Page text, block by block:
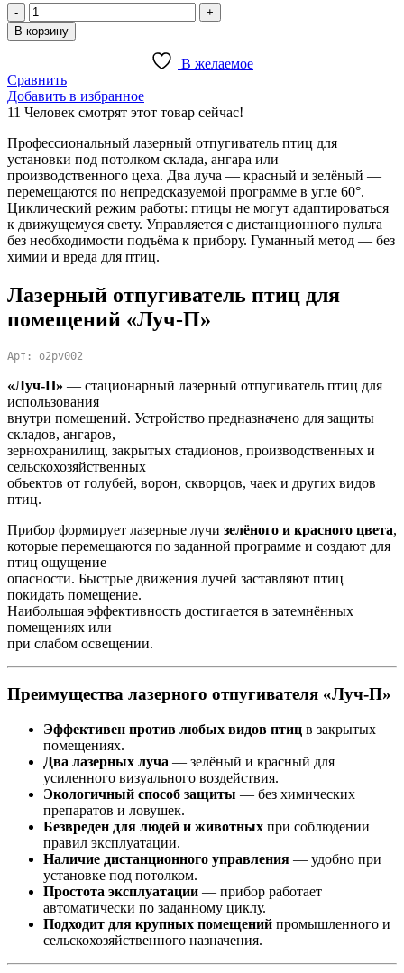
Количество
товара
Лазерный
для
помещений
"Луч-
В корзину
В желаемое
Сравнить
Добавить в избранное
11 Человек смотрят этот товар сейчас!
Профессиональный лазерный отпугиватель птиц для
установки под потолком склада, ангара или
производственного цеха. Два луча — красный и зелёный —
перемещаются по непредсказуемой программе в угле 60°.
Циклический режим работы: птицы не могут адаптироваться
к движущемуся свету. Управляется с дистанционного пульта
без необходимости подъёма к прибору. Гуманный метод — без
химии и вреда для птиц.
Лазерный отпугиватель птиц для
помещений «Луч-П»
Арт: o2pv002
«Луч-П» — стационарный лазерный отпугиватель птиц для
использования
внутри помещений. Устройство предназначено для защиты
складов, ангаров,
зернохранилищ, закрытых стадионов, производственных и
сельскохозяйственных
объектов от голубей, ворон, скворцов, чаек и других видов
птиц.
Прибор формирует лазерные лучи зелёного и красного цвета,
которые перемещаются по заданной программе и создают для
птиц ощущение
опасности. Быстрые движения лучей заставляют птиц
покидать помещение.
Наибольшая эффективность достигается в затемнённых
помещениях или
при слабом освещении.
Преимущества лазерного отпугивателя «Луч-П»
Эффективен против любых видов птиц в закрытых
помещениях.
Два лазерных луча — зелёный и красный для
усиленного визуального воздействия.
Экологичный способ защиты — без химических
препаратов и ловушек.
Безвреден для людей и животных при соблюдении
правил эксплуатации.
Наличие дистанционного управления — удобно при
установке под потолком.
Простота эксплуатации — прибор работает
автоматически по заданному циклу.
Подходит для крупных помещений промышленного и
сельскохозяйственного назначения.